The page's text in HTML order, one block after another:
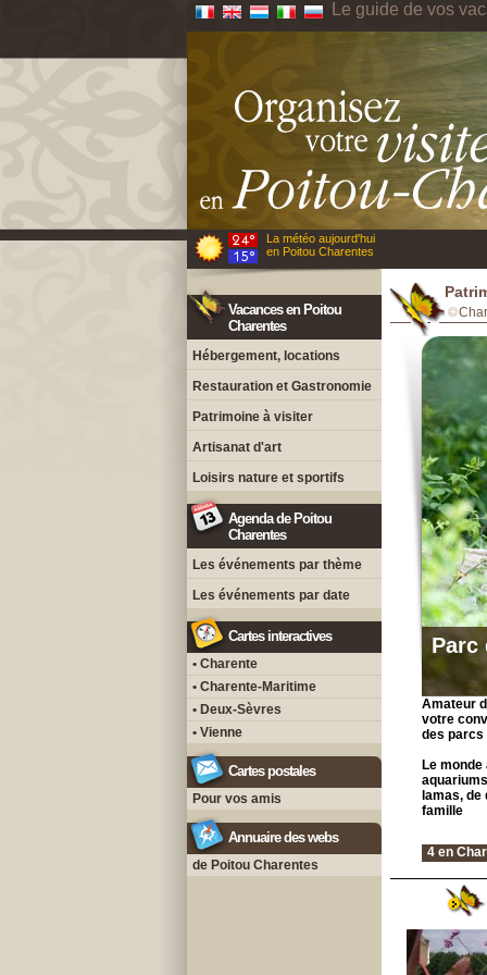
Le guide de vos
La météo aujourd'hui
en Poitou Charentes
Vacances en Poitou
Charentes
Hébergement, locations
Restauration et Gastronomie
Patrimoine à visiter
Artisanat d'art
Loisirs nature et sportifs
Agenda de Poitou
Charentes
Les événements par thème
Les événements par date
Cartes interactives
• Charente
• Charente-Maritime
• Deux-Sèvres
• Vienne
Cartes postales
Pour vos amis
Annuaire des webs
de Poitou Charentes
Parc
Amateur
votre
des parcs
Le
lamas,
famille
4 en